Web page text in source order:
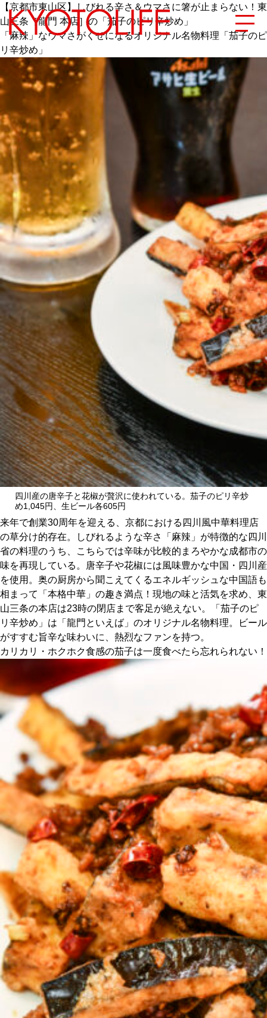
エリアから探す
地図から探す
カテゴリーから探す
SPECIAL
NEW OPEN
SERIES
CULTURE
ABOUT US
Instagram
チケットプレゼント応募
MAIN MENU
SERIES
カレーが好き
京都おやつクラブ
私と店のはなし
今月の京みやげ
京都の書店
CULTURE
すべて
関西で開催。
おすすめの展覧会
おすすめの映画
誠光社で選びました。
おすすめの本
紹介します。
おすすめのイベント
【京都市東山区】しびれる辛さ＆ウマさに箸が止まらない！東
山三条［龍門 本店］の「茄子のピリ辛炒め」
「麻辣」なウマさがくせになるオリジナル名物料理「茄子のピ
リ辛炒め」
四川産の唐辛子と花椒が贅沢に使われている。茄子のピリ辛炒
め1,045円、生ビール各605円
来年で創業30周年を迎える、京都における四川風中華料理店
の草分け的存在。しびれるような辛さ「麻辣」が特徴的な四川
省の料理のうち、こちらでは辛味が比較的まろやかな成都市の
味を再現している。唐辛子や花椒には風味豊かな中国・四川産
を使用。奥の厨房から聞こえてくるエネルギッシュな中国語も
相まって「本格中華」の趣き満点！現地の味と活気を求め、東
山三条の本店は23時の閉店まで客足が絶えない。「茄子のピ
リ辛炒め」は「龍門といえば」のオリジナル名物料理。ビール
がすすむ旨辛な味わいに、熱烈なファンを持つ。
カリカリ・ホクホク食感の茄子は一度食べたら忘れられない！